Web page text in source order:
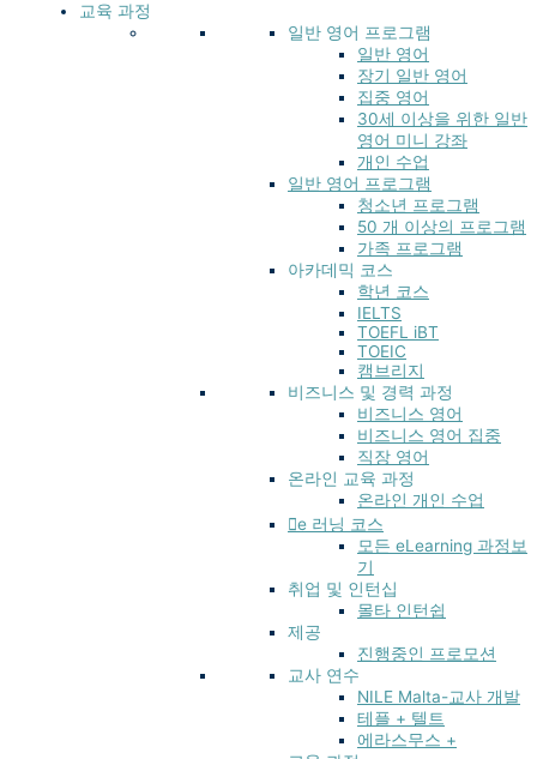
교육 과정
일반 영어 프로그램
일반 영어
장기 일반 영어
집중 영어
30세 이상을 위한 일반
영어 미니 강좌
개인 수업
일반 영어 프로그램
청소년 프로그램
50 개 이상의 프로그램
가족 프로그램
아카데믹 코스
학년 코스
IELTS
TOEFL iBT
TOEIC
캠브리지
비즈니스 및 경력 과정
비즈니스 영어
비즈니스 영어 집중
직장 영어
온라인 교육 과정
온라인 개인 수업
e 러닝 코스
모든 eLearning 과정보
기
취업 및 인턴십
몰타 인턴쉽
제공
진행중인 프로모션
교사 연수
NILE Malta-교사 개발
테플 + 텔트
에라스무스 +